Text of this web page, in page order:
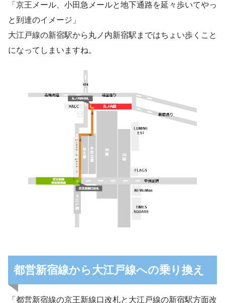
「京王メール、小田急メールと地下通路を延々歩いてやっ
と到達のイメージ」
大江戸線の新宿駅から丸ノ内新宿駅まではちょい歩くこと
になってしまいますね。
都営新宿線から大江戸線への乗り換え
「都営新宿線の京王新線口改札と大江戸線の新宿駅方面改